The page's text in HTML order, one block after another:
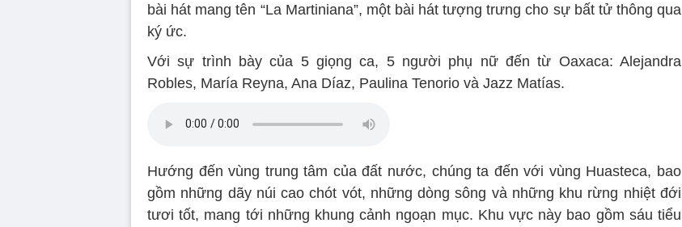
bài hát mang tên “La Martiniana”, một bài hát tượng trưng cho sự bất tử thông qua
ký ức.
Với sự trình bày của 5 giọng ca, 5 người phụ nữ đến từ Oaxaca: Alejandra
Robles, María Reyna, Ana Díaz, Paulina Tenorio và Jazz Matías.
Hướng đến vùng trung tâm của đất nước, chúng ta đến với vùng Huasteca, bao
gồm những dãy núi cao chót vót, những dòng sông và những khu rừng nhiệt đới
tươi tốt, mang tới những khung cảnh ngoạn mục. Khu vực này bao gồm sáu tiểu